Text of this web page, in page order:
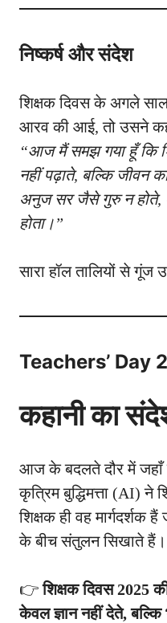
निष्कर्ष और संदेश
शिक्षक दिवस के अगले
आरव की आई, तो उसने
“आज मैं समझ गया हूँ कि
नहीं पढ़ाते, बल्कि जीवन
अनुज सर जैसे गुरु न होते,
होता।”
सारा हॉल तालियों से गूंज
Teachers’ Day
कहानी का
आज के बदलते दौर में जहाँ
कृत्रिम बुद्धिमत्ता (AI) ने
शिक्षक ही वह मार्गदर्शक
के बीच संतुलन सिखाते हैं।
👉शिक्षक दिवस 2025
केवल ज्ञान नहीं देते, बल्कि